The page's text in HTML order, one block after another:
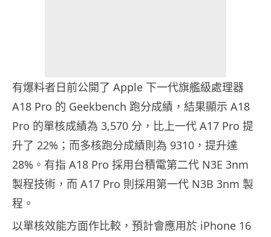
有爆料者日前公開了 Apple 下一代旗艦級處理器
A18 Pro 的 Geekbench 跑分成績，結果顯示 A18
Pro 的單核成績為 3,570 分，比上一代 A17 Pro 提
升了 22%；而多核跑分成績則為 9310，提升達
28%。有指 A18 Pro 採用台積電第二代 N3E 3nm
製程技術，而 A17 Pro 則採用第一代 N3B 3nm 製
程。
以單核效能方面作比較，預計會應用於 iPhone 16